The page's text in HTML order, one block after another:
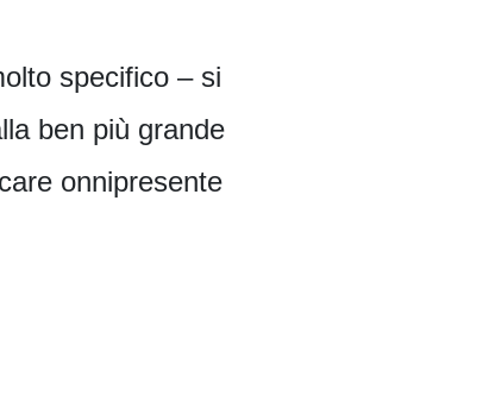
specifico – si
ben più grande
onnipresente